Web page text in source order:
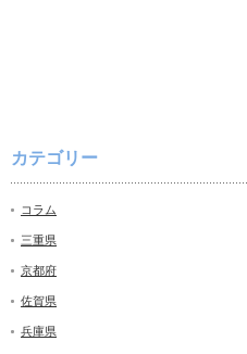
カテゴリー
コラム
三重県
京都府
佐賀県
兵庫県